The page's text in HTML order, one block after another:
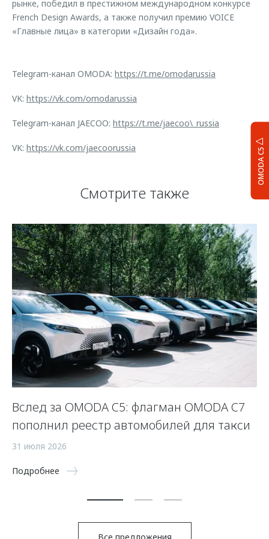
OMODA C5
рынке, победил в престижном международном конкурсе
French Design Awards, а также получил премию VOICE
«Главные лица» в категории «Дизайн года».
Telegram-канал OMODA: https://t.me/omodarussia
VK: https://vk.com/omodarussia
Telegram-канал JAECOO: https://t.me/jaecoo\_russia
VK: https://vk.com/jaecoorussia
Смотрите также
Вслед за OMODA C5: флагман OMODA C7
пополнил реестр автомобилей для такси
31 июля 2026
Подробнее